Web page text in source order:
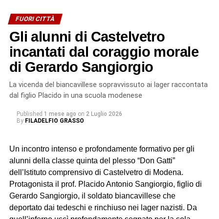
FUORI CITTÀ
Gli alunni di Castelvetro
incantati dal coraggio morale
di Gerardo Sangiorgio
La vicenda del biancavillese sopravvissuto ai lager raccontata
dal figlio Placido in una scuola modenese
Published 1 mese ago on 2 Luglio 2026
By FILADELFIO GRASSO
Un incontro intenso e profondamente formativo per gli
alunni della classe quinta del plesso “Don Gatti”
dell’Istituto comprensivo di Castelvetro di Modena.
Protagonista il prof. Placido Antonio Sangiorgio, figlio di
Gerardo Sangiorgio, il soldato biancavillese che
deportato dai tedeschi e rinchiuso nei lager nazisti. Da